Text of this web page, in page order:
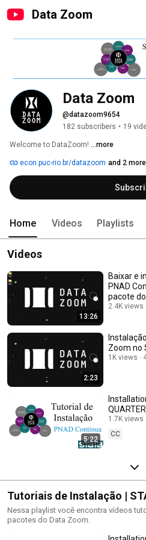
Data Zoom
Data Zoom
@datazoom9654
182 subscribers • 19
Welcome to DataZoom! ...more
econ.puc-rio.br/datazoom and 2
Home Videos Playlists
Videos
13:26
Baixar e
PNAD
pacote
2.4K views
2:23
1K views
5:22
1.7K views
CC
Tutoriais de Instalação |
Nessa playlist você encontra vídeos
pacotes do Data Zoom.